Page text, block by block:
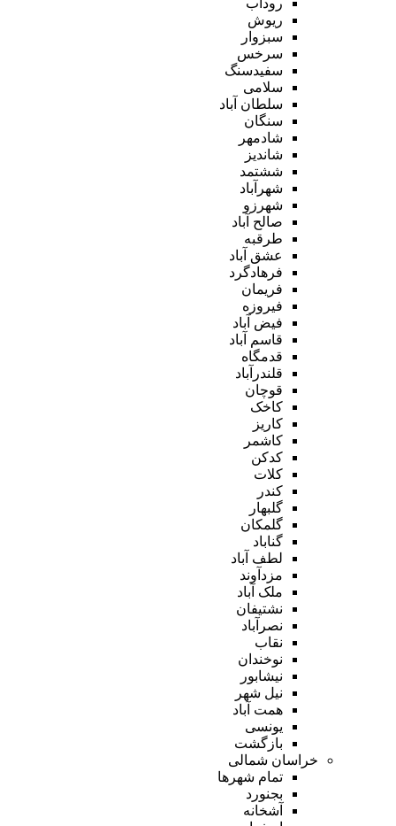
ریوش
سبزوار
سرخس
سفیدسنگ
سلامی
سلطان آباد
سنگان
شادمهر
شاندیز
ششتمد
شهرآباد
شهرزو
صالح آباد
طرقبه
عشق آباد
فرهادگرد
فریمان
فیروزه
فیض آباد
قاسم آباد
قدمگاه
قلندرآباد
قوچان
کاخک
کاریز
کاشمر
کدکن
کلات
کندر
گلبهار
گلمکان
گناباد
لطف آباد
مزدآوند
ملک آباد
نشتیفان
نصرآباد
نقاب
نوخندان
نیشابور
نیل شهر
همت آباد
یونسی
بازگشت
خراسان شمالی
تمام شهر‌ها
بجنورد
آشخانه